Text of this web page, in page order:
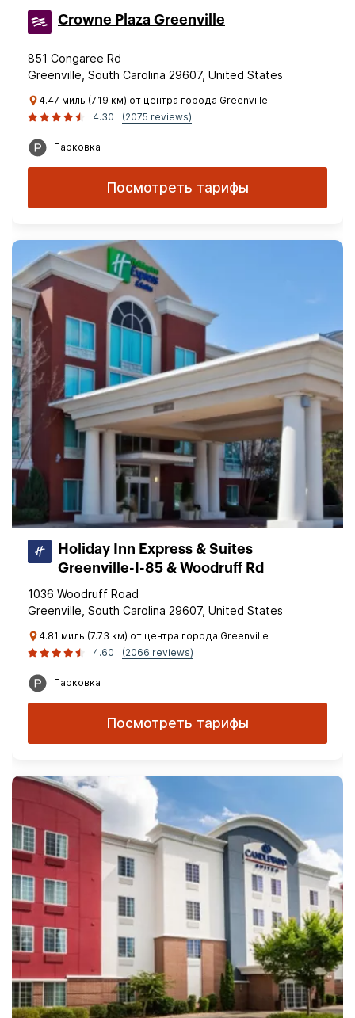
Crowne Plaza Greenville
851 Congaree Rd
Greenville, South Carolina 29607, United States
4.47 миль (7.19 км) от центра города Greenville
4.30
(2075 reviews)
Парковка
Посмотреть тарифы
Holiday Inn Express & Suites
Greenville-I-85 & Woodruff Rd
1036 Woodruff Road
Greenville, South Carolina 29607, United States
4.81 миль (7.73 км) от центра города Greenville
4.60
(2066 reviews)
Парковка
Посмотреть тарифы